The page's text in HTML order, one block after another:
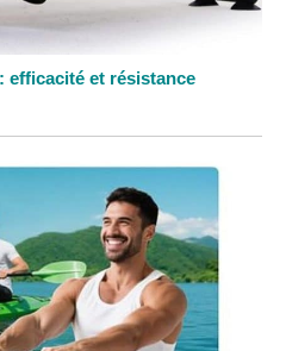
efficacité et résistance